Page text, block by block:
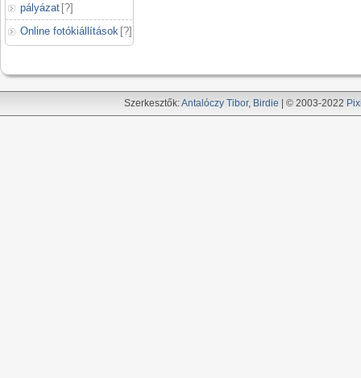
pályázat [?]
Online fotókiállítások [?]
Szerkesztők:Antalóczy Tibor, Birdie | © 2003-2022